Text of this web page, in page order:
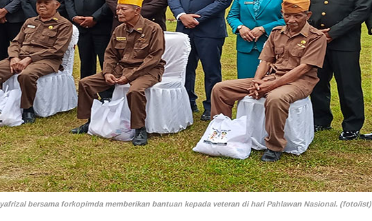
bersama forkopimda memberikan bantuan kepada veteran di hari Pahlawan Nasional. (foto/ist)